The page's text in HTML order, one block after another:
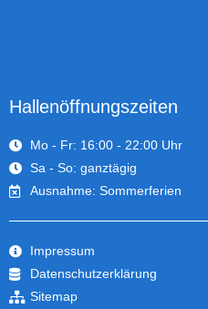
Hallenöffnungszeiten
Mo - Fr: 16:00 - 22:00 Uhr
Sa - So: ganztägig
Ausnahme: Sommerferien
Impressum
Datenschutzerklärung
Sitemap